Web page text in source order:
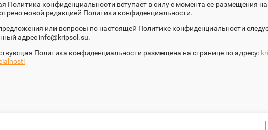
Политика конфиденциальности вступает в силу с момента ее размещения на
новой редакцией Политики конфиденциальности.
или вопросы по настоящей Политике конфиденциальности
адрес info@kripsol.su.
Политика конфиденциальности размещена на странице по адресу: